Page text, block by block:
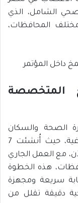
الشامل، الذي
المحافظات،
المتخصصة
الصحة والسكان
اهتمامًا خاصًا بتخصص السكتات الدماغية، حيث أُنشئت 7
مع العمل الجاري
هذه الخطوة
سريعة ومجهزة
دقيقة تقلل من